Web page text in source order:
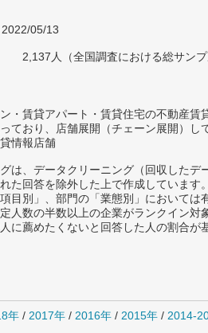
05/13
2,137人（全国調査における総サン
・賃貸アパート・賃貸住宅の不動産賃
ており、店舗展開（チェーン展開）し
情報店舗
は、データクリーニング（回収したデ
た回答を除外した上で作成しています。
目別」、部門の「業態別」において
人数の半数以上の企業がランクイン対
に薦めたくないと回答した人の割合が
年 / 2017年 / 2016年 / 2015年 / 2014-